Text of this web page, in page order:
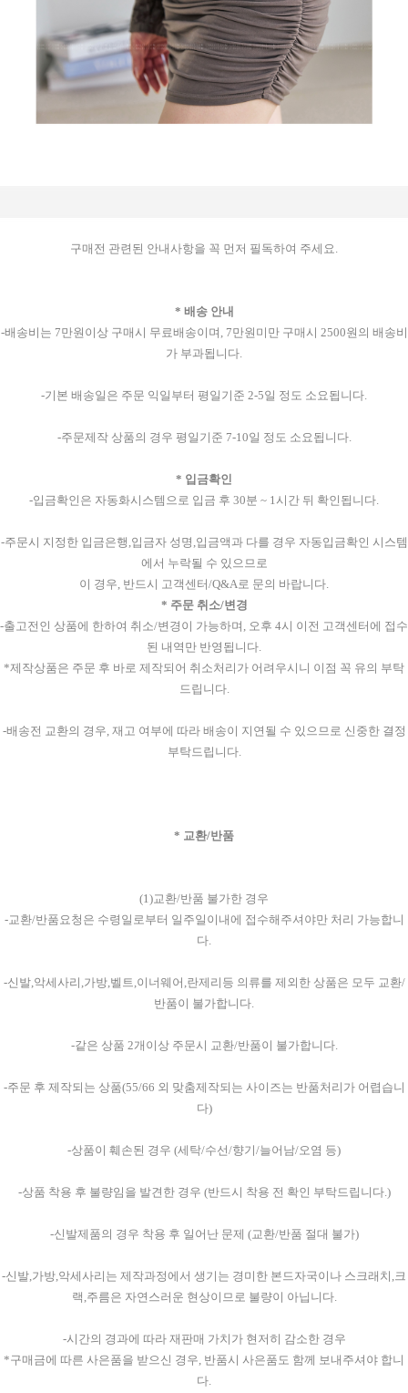
구매전 관련된 안내사항을 꼭 먼저 필독하여 주세요.
* 배송 안내
-배송비는 7만원이상 구매시 무료배송이며, 7만원미만 구매시 2500원의 배송비
가 부과됩니다.
-기본 배송일은 주문 익일부터 평일기준 2-5일 정도 소요됩니다.
-주문제작 상품의 경우 평일기준 7-10일 정도 소요됩니다.
* 입금확인
-입금확인은 자동화시스템으로 입금 후 30분 ~ 1시간 뒤 확인됩니다.
-주문시 지정한 입금은행,입금자 성명,입금액과 다를 경우 자동입금확인 시스템
에서 누락될 수 있으므로
이 경우, 반드시 고객센터/Q&A로 문의 바랍니다.
* 주문 취소/변경
-출고전인 상품에 한하여 취소/변경이 가능하며, 오후 4시 이전 고객센터에 접수
된 내역만 반영됩니다.
*제작상품은 주문 후 바로 제작되어 취소처리가 어려우시니 이점 꼭 유의 부탁
드립니다.
-배송전 교환의 경우, 재고 여부에 따라 배송이 지연될 수 있으므로 신중한 결정
부탁드립니다.
* 교환/반품
(1)교환/반품 불가한 경우
-교환/반품요청은 수령일로부터 일주일이내에 접수해주셔야만 처리 가능합니
다.
-신발,악세사리,가방,벨트,이너웨어,란제리등 의류를 제외한 상품은 모두 교환/
반품이 불가합니다.
-같은 상품 2개이상 주문시 교환/반품이 불가합니다.
-주문 후 제작되는 상품(55/66 외 맞춤제작되는 사이즈는 반품처리가 어렵습니
다)
-상품이 훼손된 경우 (세탁/수선/향기/늘어남/오염 등)
-상품 착용 후 불량임을 발견한 경우 (반드시 착용 전 확인 부탁드립니다.)
-신발제품의 경우 착용 후 일어난 문제 (교환/반품 절대 불가)
-신발,가방,악세사리는 제작과정에서 생기는 경미한 본드자국이나 스크래치,크
랙,주름은 자연스러운 현상이므로 불량이 아닙니다.
-시간의 경과에 따라 재판매 가치가 현저히 감소한 경우
*구매금에 따른 사은품을 받으신 경우, 반품시 사은품도 함께 보내주셔야 합니
다.